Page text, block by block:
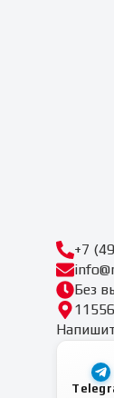
+7
Без